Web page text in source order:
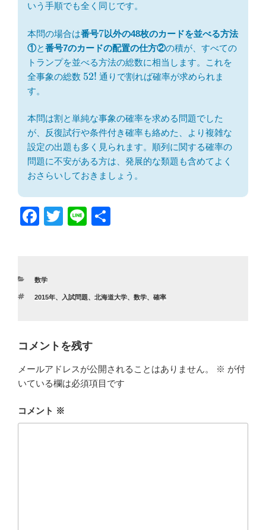
いう手順でも全く同じです。
本問の場合は番号7
7以外の48枚のカードを並べる方法
①と番号7のカードの配置の仕方②の積が、すべての
トランプを並べる方法の総数に相当します。これを
全事象の総数 52!
52! 通りで割れば確率が求められま
す。
本問は割と単純な事象の確率を求める問題でした
が、反復試行や条件付き確率も絡めた、より複雑な
設定の出題も多く見られます。順列に関する確率の
問題に不安がある方は、発展的な類題も含めてよく
おさらいしておきましょう。
F
e
b
k
T
Li
カ
ゴ
数学
タ
2015年、 入試問題、 北海道大学、 数学、 確率
コメントを残す
メールアドレスが公開されることはありません。 ※ が付
いている欄は必須項目です
コメント ※